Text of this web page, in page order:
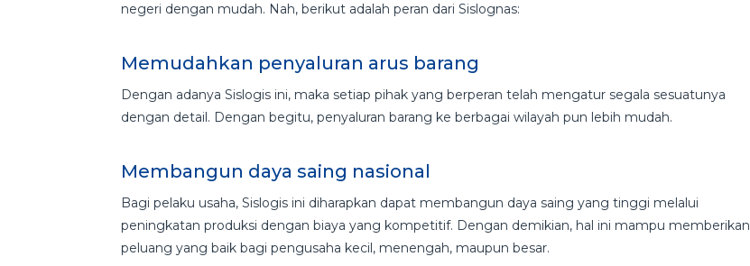
negeri dengan mudah. Nah, berikut adalah peran dari Sislognas:
Memudahkan penyaluran arus barang
Dengan adanya Sislogis ini, maka setiap pihak yang berperan telah mengatur segala sesuatunya
dengan detail. Dengan begitu, penyaluran barang ke berbagai wilayah pun lebih mudah.
Membangun daya saing nasional
Bagi pelaku usaha, Sislogis ini diharapkan dapat membangun daya saing yang tinggi melalui
peningkatan produksi dengan biaya yang kompetitif. Dengan demikian, hal ini mampu memberikan
peluang yang baik bagi pengusaha kecil, menengah, maupun besar.